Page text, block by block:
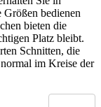
bedienen
bieten die
Platz bleibt.
Schnitten, die
im Kreise der